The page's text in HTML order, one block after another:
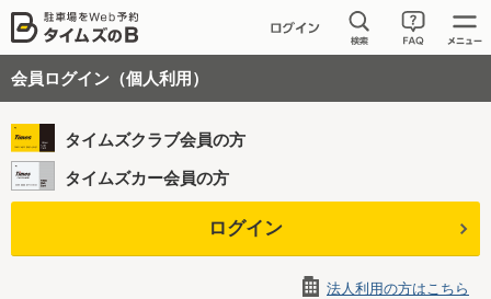
会員ログイン（個人利用）
タイムズクラブ会員の方
タイムズカー会員の方
ログイン
法人利用の方はこちら